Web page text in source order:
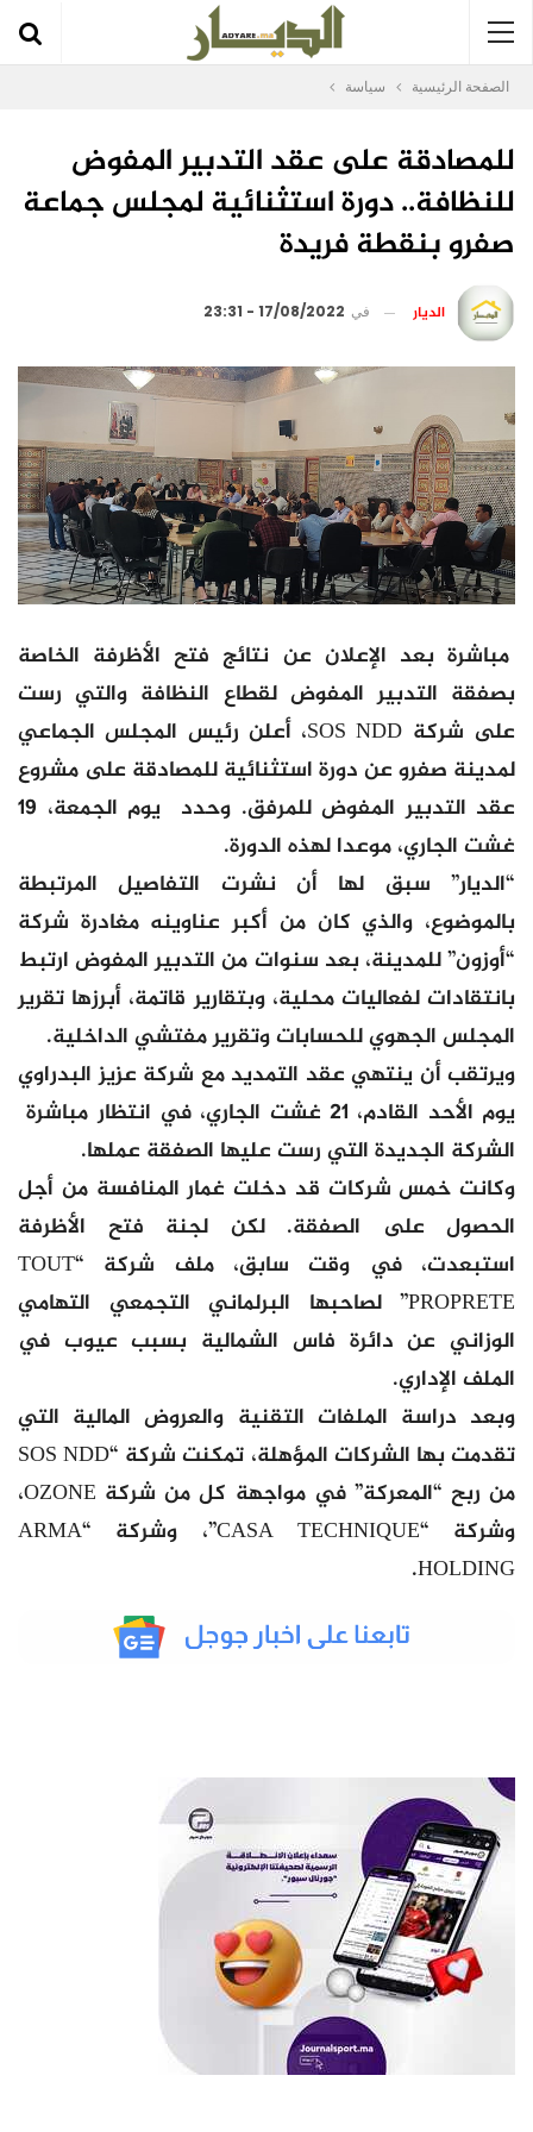
الصفحة الرئيسية سياسة
للمصادقة على عقد التدبير المفوض
للنظافة.. دورة استثنائية لمجلس جماعة
صفرو بنقطة فريدة
الديار في 17/08/2022 - 23:31
مباشرة بعد الإعلان عن نتائج فتح الأظرفة الخاصة
بصفقة التدبير المفوض لقطاع النظافة والتي رست
على شركة SOS NDD، أعلن رئيس المجلس الجماعي
لمدينة صفرو عن دورة استثنائية للمصادقة على مشروع
عقد التدبير المفوض للمرفق. وحدد يوم الجمعة، 19
غشت الجاري، موعدا لهذه الدورة.
“الديار” سبق لها أن نشرت التفاصيل المرتبطة
بالموضوع، والذي كان من أكبر عناوينه مغادرة شركة
“أوزون” للمدينة، بعد سنوات من التدبير المفوض ارتبط
بانتقادات لفعاليات محلية، وبتقارير قاتمة، أبرزها تقرير
المجلس الجهوي للحسابات وتقرير مفتشي الداخلية.
ويرتقب أن ينتهي عقد التمديد مع شركة عزيز البدراوي
يوم الأحد القادم، 21 غشت الجاري، في انتظار مباشرة
الشركة الجديدة التي رست عليها الصفقة عملها.
وكانت خمس شركات قد دخلت غمار المنافسة من أجل
الحصول على الصفقة. لكن لجنة فتح الأظرفة
استبعدت، في وقت سابق، ملف شركة “TOUT
PROPRETE” لصاحبها البرلماني التجمعي التهامي
الوزاني عن دائرة فاس الشمالية بسبب عيوب في
الملف الإداري.
وبعد دراسة الملفات التقنية والعروض المالية التي
تقدمت بها الشركات المؤهلة، تمكنت شركة “SOS NDD
من ربح “المعركة” في مواجهة كل من شركة OZONE،
وشركة “CASA TECHNIQUE”، وشركة “ARMA
HOLDING.